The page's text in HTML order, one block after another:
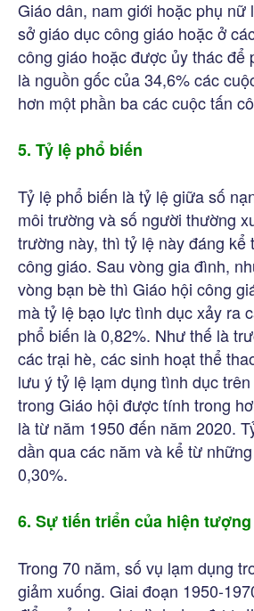
Giáo dân, nam giới hoặc phụ nữ
sở giáo dục công giáo hoặc ở
công giáo hoặc được ủy thác để
là nguồn gốc của 34,6% các
hơn một phần ba các cuộc tấn
5. Tỷ lệ phổ biến
Tỷ lệ phổ biến là tỷ lệ giữa số
môi trường và số người thường
trường này, thì tỷ lệ này đáng kể
công giáo. Sau vòng gia đình,
vòng bạn bè thì Giáo hội công
mà tỷ lệ bạo lực tình dục xảy ra
phổ biến là 0,82%. Như thế là
các trại hè, các sinh hoạt thể
lưu ý tỷ lệ lạm dụng tình dục
trong Giáo hội được tính trong
là từ năm 1950 đến năm 2020.
dần qua các năm và kể từ
0,30%.
6. Sự tiến triển của hiện tượng
Trong 70 năm, số vụ lạm dụng
giảm xuống. Giai đoạn 1950-